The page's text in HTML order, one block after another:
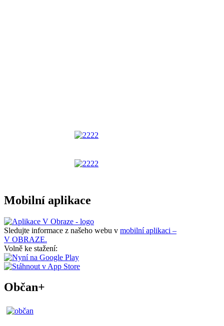
Mobilní aplikace
Sledujte informace z našeho webu v mobilní aplikaci –
V OBRAZE.
Volně ke stažení:
Občan+